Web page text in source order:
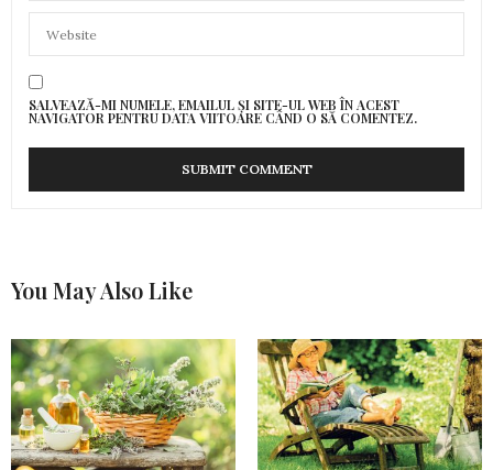
SALVEAZĂ-MI NUMELE, EMAILUL ȘI SITE-UL WEB ÎN ACEST
NAVIGATOR PENTRU DATA VIITOARE CÂND O SĂ COMENTEZ.
You May Also Like